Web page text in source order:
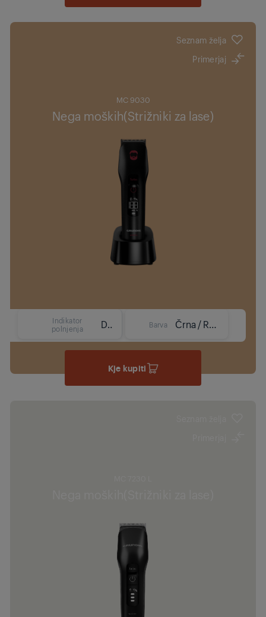
Seznam želja
Primerjaj
MC 9030
Nega moških(Strižniki za lase)
Indikator
polnjenja
Da Barva Črna / Rdeča
Kje kupiti